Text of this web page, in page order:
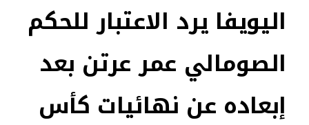
اليويفا يرد الاعتبار للحكم
الصومالي عمر عرتن بعد
إبعاده عن نهائيات كأس